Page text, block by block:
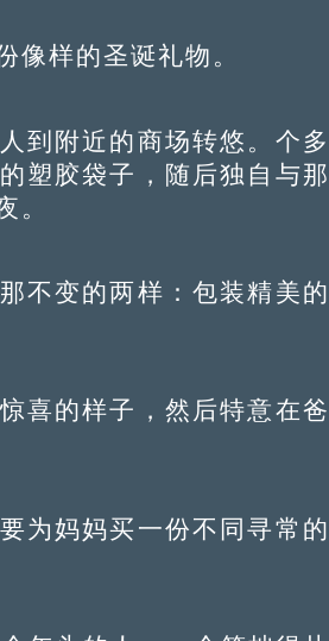
样的圣诞礼物。
附近的商场转悠。个多
塑胶袋子，随后独自与那
。
变的两样：包装精美的
的样子，然后特意在爸
妈妈买一份不同寻常的